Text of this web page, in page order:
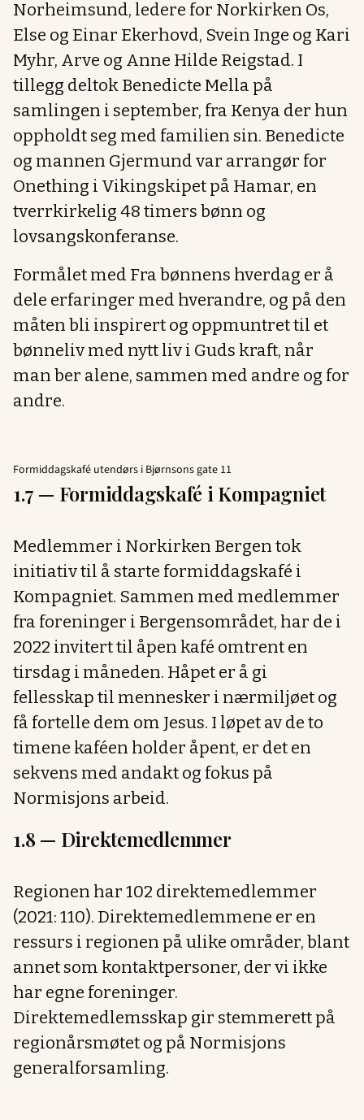
Norheimsund, ledere for Norkirken Os,
Else og Einar Ekerhovd, Svein Inge og Kari
Myhr, Arve og Anne Hilde Reigstad. I
tillegg deltok Benedicte Mella på
samlingen i september, fra Kenya der hun
oppholdt seg med familien sin. Benedicte
og mannen Gjermund var arrangør for
Onething i Vikingskipet på Hamar, en
tverrkirkelig 48 timers bønn og
lovsangskonferanse.
Formålet med Fra bønnens hverdag er å
dele erfaringer med hverandre, og på den
måten bli inspirert og oppmuntret til et
bønneliv med nytt liv i Guds kraft, når
man ber alene, sammen med andre og for
andre.
Formiddagskafé utendørs i Bjørnsons gate 11
1.7 — Formiddagskafé i Kompagniet
Medlemmer i Norkirken Bergen tok
initiativ til å starte formiddagskafé i
Kompagniet. Sammen med medlemmer
fra foreninger i Bergensområdet, har de i
2022 invitert til åpen kafé omtrent en
tirsdag i måneden. Håpet er å gi
fellesskap til mennesker i nærmiljøet og
få fortelle dem om Jesus. I løpet av de to
timene kaféen holder åpent, er det en
sekvens med andakt og fokus på
Normisjons arbeid.
1.8 — Direktemedlemmer
Regionen har 102 direktemedlemmer
(2021: 110). Direktemedlemmene er en
ressurs i regionen på ulike områder, blant
annet som kontaktpersoner, der vi ikke
har egne foreninger.
Direktemedlemsskap gir stemmerett på
regionårsmøtet og på Normisjons
generalforsamling.